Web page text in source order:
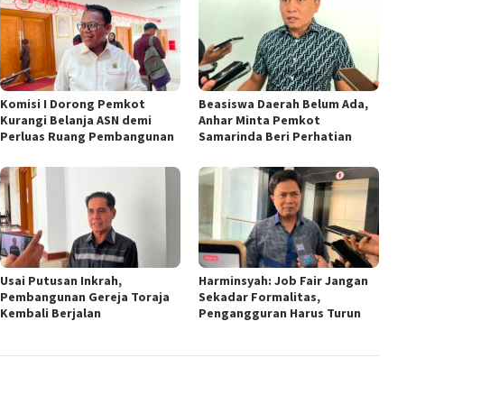
Komisi I Dorong Pemkot
Kurangi Belanja ASN demi
Perluas Ruang Pembangunan
Beasiswa Daerah Belum Ada,
Anhar Minta Pemkot
Samarinda Beri Perhatian
Usai Putusan Inkrah,
Pembangunan Gereja Toraja
Kembali Berjalan
Harminsyah: Job Fair Jangan
Sekadar Formalitas,
Pengangguran Harus Turun